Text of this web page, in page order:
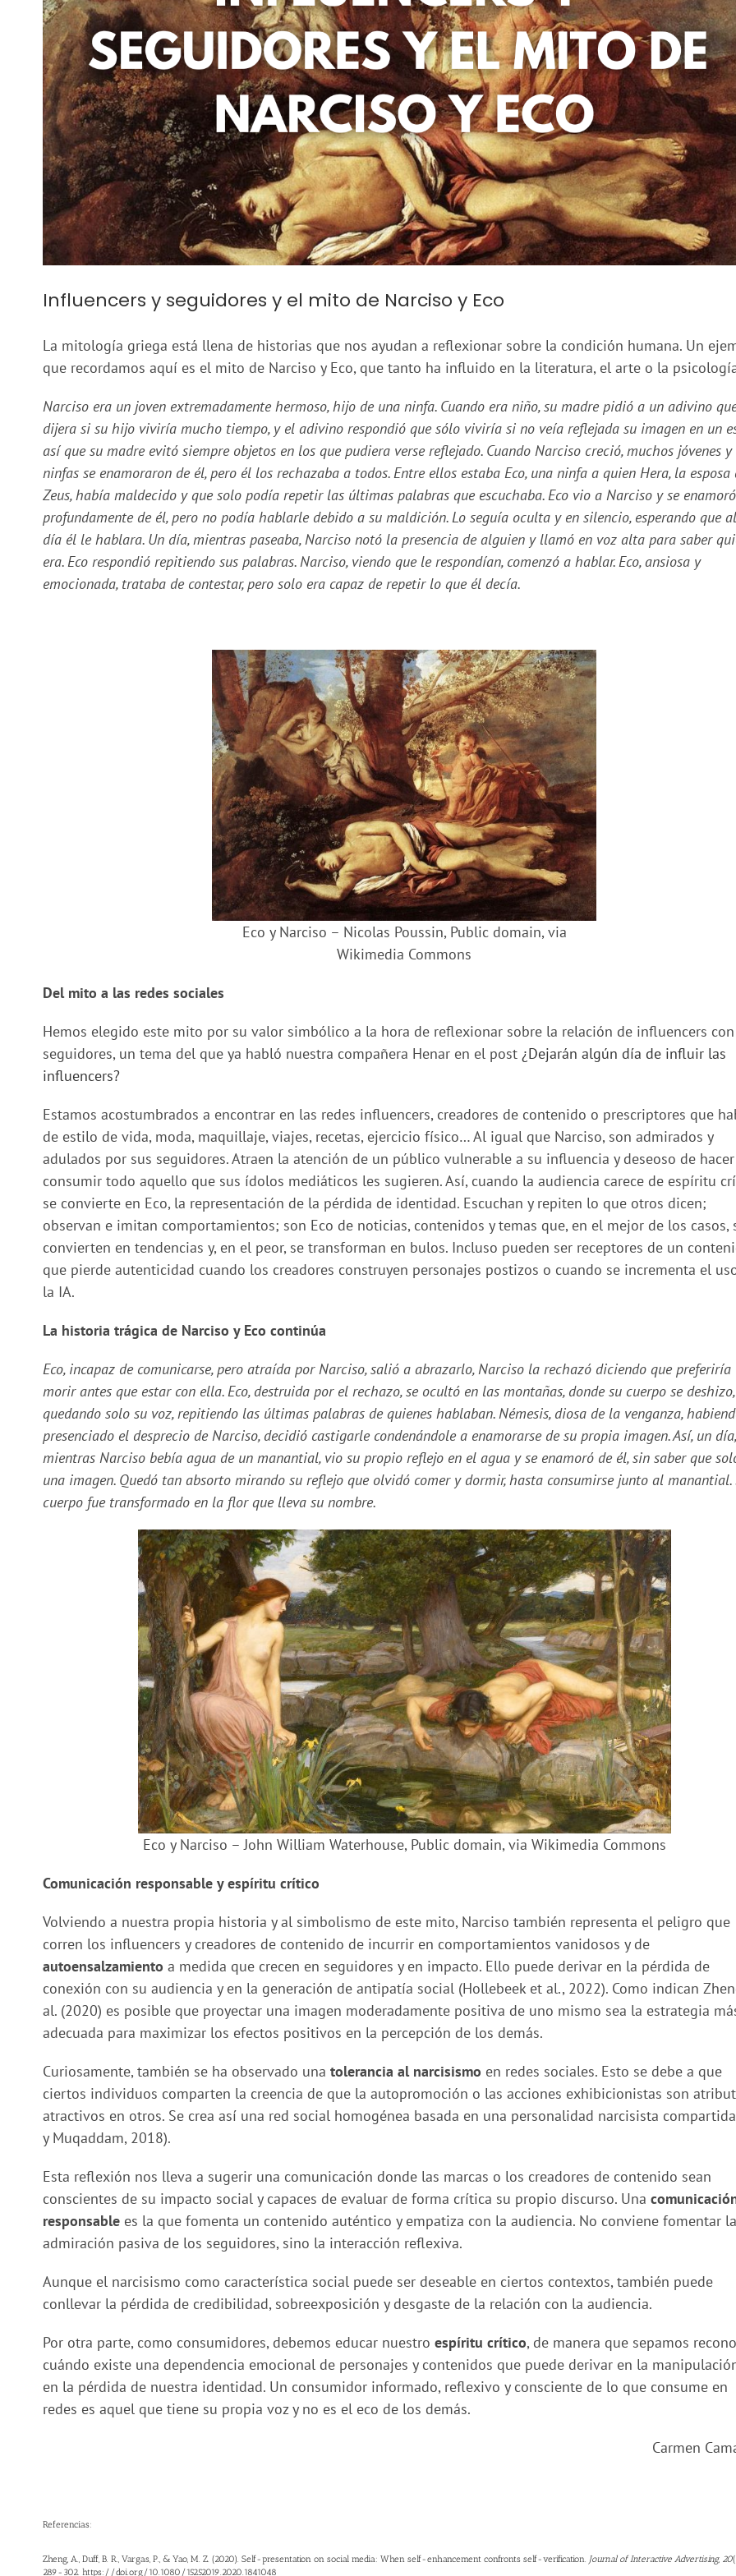
Influencers y seguidores y el mito de Narciso y Eco
La mitología griega está llena de historias que nos ayudan a reflexionar sobre la condición humana. Un
que recordamos aquí es el mito de Narciso y Eco, que tanto ha influido en la literatura, el arte o la
Narciso era un joven extremadamente hermoso, hijo de una ninfa. Cuando era niño, su madre pidió a un adivino
dijera si su hijo viviría mucho tiempo, y el adivino respondió que sólo viviría si no veía reflejada su imagen en un
así que su madre evitó siempre objetos en los que pudiera verse reflejado. Cuando Narciso creció, muchos jóvenes y
ninfas se enamoraron de él, pero él los rechazaba a todos. Entre ellos estaba Eco, una ninfa a quien Hera, la esposa
Zeus, había maldecido y que solo podía repetir las últimas palabras que escuchaba. Eco vio a Narciso y se enamoró
profundamente de él, pero no podía hablarle debido a su maldición. Lo seguía oculta y en silencio, esperando que
día él le hablara. Un día, mientras paseaba, Narciso notó la presencia de alguien y llamó en voz alta para saber
era. Eco respondió repitiendo sus palabras. Narciso, viendo que le respondían, comenzó a hablar. Eco, ansiosa y
emocionada, trataba de contestar, pero solo era capaz de repetir lo que él decía.
Eco y Narciso – Nicolas Poussin, Public domain, via
Wikimedia Commons
Del mito a las redes sociales
Hemos elegido este mito por su valor simbólico a la hora de reflexionar sobre la relación de influencers
seguidores, un tema del que ya habló nuestra compañera Henar en el post ¿Dejarán algún día de influir las
influencers?
Estamos acostumbrados a encontrar en las redes influencers, creadores de contenido o prescriptores que
de estilo de vida, moda, maquillaje, viajes, recetas, ejercicio físico… Al igual que Narciso, son admirados y
adulados por sus seguidores. Atraen la atención de un público vulnerable a su influencia y deseoso de
consumir todo aquello que sus ídolos mediáticos les sugieren. Así, cuando la audiencia carece de espíritu
se convierte en Eco, la representación de la pérdida de identidad. Escuchan y repiten lo que otros dicen;
observan e imitan comportamientos; son Eco de noticias, contenidos y temas que, en el mejor de los casos,
convierten en tendencias y, en el peor, se transforman en bulos. Incluso pueden ser receptores de un
que pierde autenticidad cuando los creadores construyen personajes postizos o cuando se incrementa el
la IA.
La historia trágica de Narciso y Eco continúa
Eco, incapaz de comunicarse, pero atraída por Narciso, salió a abrazarlo, Narciso la rechazó diciendo que preferiría
morir antes que estar con ella. Eco, destruida por el rechazo, se ocultó en las montañas, donde su cuerpo se deshizo,
quedando solo su voz, repitiendo las últimas palabras de quienes hablaban. Némesis, diosa de la venganza,
presenciado el desprecio de Narciso, decidió castigarle condenándole a enamorarse de su propia imagen. Así, un día,
mientras Narciso bebía agua de un manantial, vio su propio reflejo en el agua y se enamoró de él, sin saber que
una imagen. Quedó tan absorto mirando su reflejo que olvidó comer y dormir, hasta consumirse junto al manantial.
cuerpo fue transformado en la flor que lleva su nombre.
Eco y Narciso – John William Waterhouse, Public domain, via Wikimedia Commons
Comunicación responsable y espíritu crítico
Volviendo a nuestra propia historia y al simbolismo de este mito, Narciso también representa el peligro que
corren los influencers y creadores de contenido de incurrir en comportamientos vanidosos y de
autoensalzamiento a medida que crecen en seguidores y en impacto. Ello puede derivar en la pérdida de
conexión con su audiencia y en la generación de antipatía social (Hollebeek et al., 2022). Como indican
al. (2020) es posible que proyectar una imagen moderadamente positiva de uno mismo sea la estrategia
adecuada para maximizar los efectos positivos en la percepción de los demás.
Curiosamente, también se ha observado una tolerancia al narcisismo en redes sociales. Esto se debe a que
ciertos individuos comparten la creencia de que la autopromoción o las acciones exhibicionistas son
atractivos en otros. Se crea así una red social homogénea basada en una personalidad narcisista
y Muqaddam, 2018).
Esta reflexión nos lleva a sugerir una comunicación donde las marcas o los creadores de contenido sean
conscientes de su impacto social y capaces de evaluar de forma crítica su propio discurso. Una
responsable es la que fomenta un contenido auténtico y empatiza con la audiencia. No conviene fomentar la
admiración pasiva de los seguidores, sino la interacción reflexiva.
Aunque el narcisismo como característica social puede ser deseable en ciertos contextos, también puede
conllevar la pérdida de credibilidad, sobreexposición y desgaste de la relación con la audiencia.
Por otra parte, como consumidores, debemos educar nuestro espíritu crítico, de manera que sepamos
cuándo existe una dependencia emocional de personajes y contenidos que puede derivar en la
en la pérdida de nuestra identidad. Un consumidor informado, reflexivo y consciente de lo que consume en
redes es aquel que tiene su propia voz y no es el eco de los demás.
Carmen
Referencias:
Zheng, A., Duff, B. R., Vargas, P., & Yao, M. Z. (2020). Self-presentation on social media: When self-enhancement confronts self-verification. Journal of Interactive Advertising, 20
289-302. https://doi.org/10.1080/15252019.2020.1841048